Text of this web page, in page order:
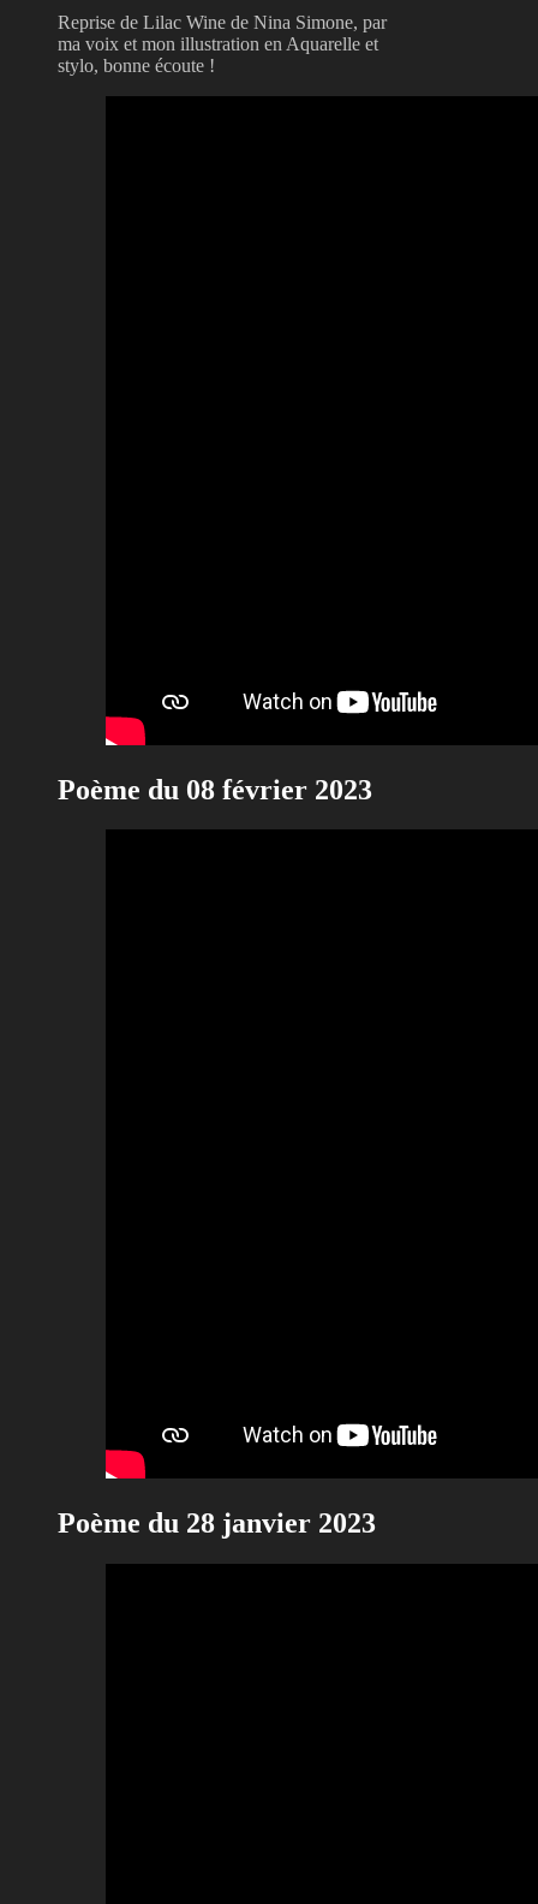
Reprise de Lilac Wine de Nina Simone, par
ma voix et mon illustration en Aquarelle et
stylo, bonne écoute !
Poème du 08 février 2023
Poème du 28 janvier 2023